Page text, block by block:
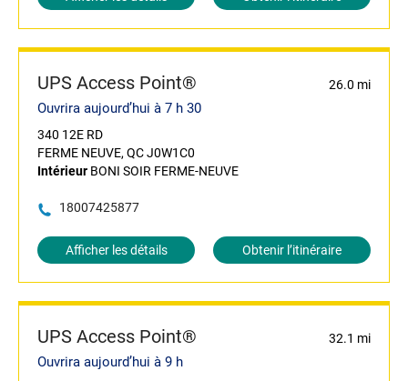
UPS Access Point® 26.0 mi
Ouvrira aujourd’hui à 7 h 30
340 12E RD
FERME NEUVE, QC J0W1C0
Intérieur BONI SOIR FERME-NEUVE
18007425877
Afficher les détails Obtenir l’itinéraire
UPS Access Point® 32.1 mi
Ouvrira aujourd’hui à 9 h